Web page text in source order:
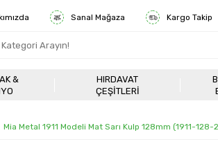
Sanal Mağaza Kargo Takip
&
HIRDAVAT
ÇEŞITLERI
Mia Metal 1911 Modeli Mat Sarı Kulp 128mm (1911-128-